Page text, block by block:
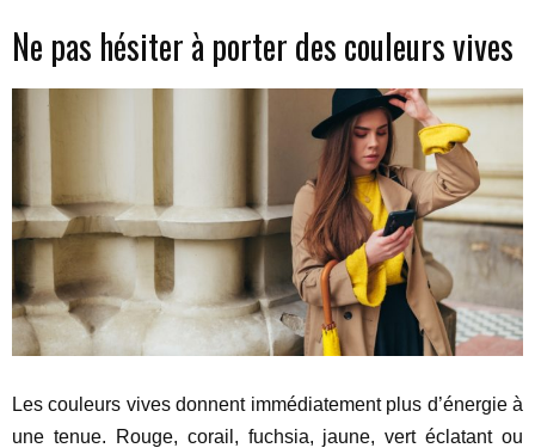
Ne pas hésiter à porter des couleurs vives
Les couleurs vives donnent immédiatement plus d’énergie à
une tenue. Rouge, corail, fuchsia, jaune, vert éclatant ou